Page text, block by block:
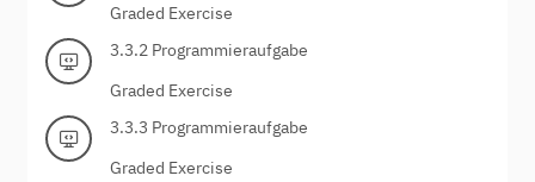
Graded Exercise
3.3.2 Programmieraufgabe
Graded Exercise
3.3.3 Programmieraufgabe
Graded Exercise